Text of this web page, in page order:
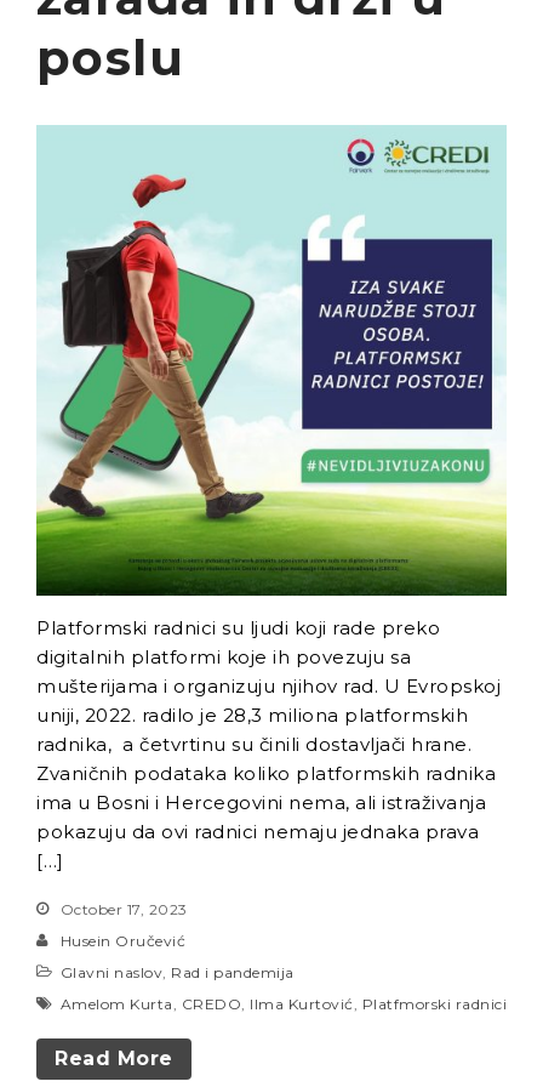
talas ekstremne desnice
na Balkanu
Industrijski slom kao
sistemska kriza: Nova
Ljubija, Željezara Zenica i
granice održivosti bh.
ekonomije
poslu
Platformski radnici su ljudi koji rade preko
digitalnih platformi koje ih povezuju sa
mušterijama i organizuju njihov rad. U Evropskoj
uniji, 2022. radilo je 28,3 miliona platformskih
radnika, a četvrtinu su činili dostavljači hrane.
Zvaničnih podataka koliko platformskih radnika
ima u Bosni i Hercegovini nema, ali istraživanja
pokazuju da ovi radnici nemaju jednaka prava
[…]
October 17, 2023
Husein Oručević
Glavni naslov Rad i pandemija
Amelom Kurta
CREDO Ilma Kurtović Platfmorski radnici
Read More